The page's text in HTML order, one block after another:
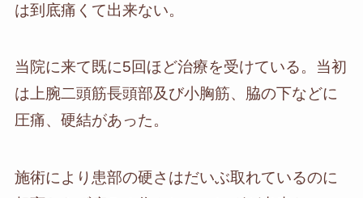
は到底痛くて出来ない。
当院に来て既に5回ほど治療を受けている。当初
は上腕二頭筋長頭部及び小胸筋、脇の下などに
圧痛、硬結があった。
施術により患部の硬さはだいぶ取れているのに